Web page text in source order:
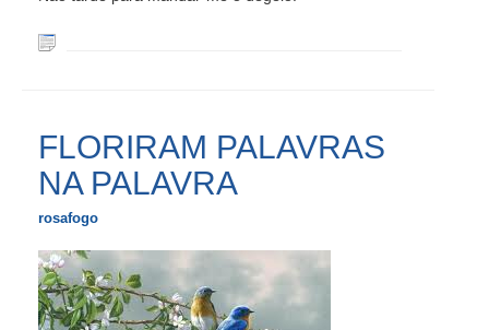
FLORIRAM PALAVRAS
NA PALAVRA
rosafogo